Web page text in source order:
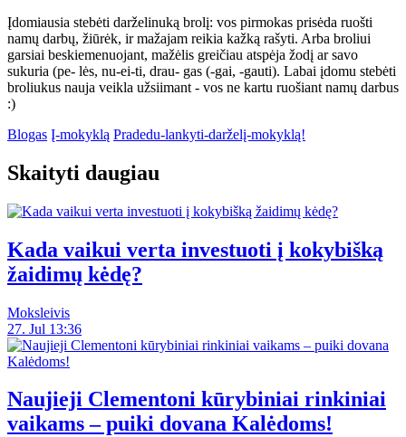
Įdomiausia stebėti darželinuką brolį: vos pirmokas prisėda ruošti
namų darbų, žiūrėk, ir mažajam reikia kažką rašyti. Arba broliui
garsiai beskiemenuojant, mažėlis greičiau atspėja žodį ar savo
sukuria (pe- lės, nu-ei-ti, drau- gas (-gai, -gauti). Labai įdomu stebėti
broliukus nauja veikla užsiimant - vos ne kartu ruošiant namų darbus
:)
Blogas Į-mokyklą Pradedu-lankyti-darželį-mokyklą!
Skaityti daugiau
Kada vaikui verta investuoti į kokybišką
žaidimų kėdę?
Moksleivis
27. Jul 13:36
Naujieji Clementoni kūrybiniai rinkiniai
vaikams – puiki dovana Kalėdoms!